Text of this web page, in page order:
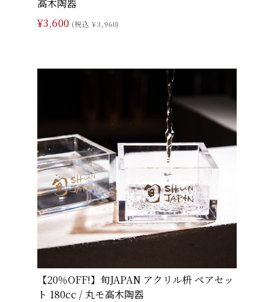
高木陶器
¥3,600 (税込 ¥3,960)
【20％OFF!】旬JAPAN アクリル枡 ペアセッ
ト 180cc / 丸モ高木陶器